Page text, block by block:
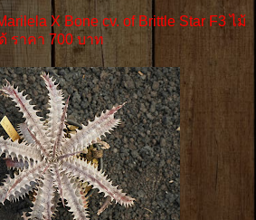
X Bone cv. of Brittle Star F3 ไม้
ราคา 700 บาท